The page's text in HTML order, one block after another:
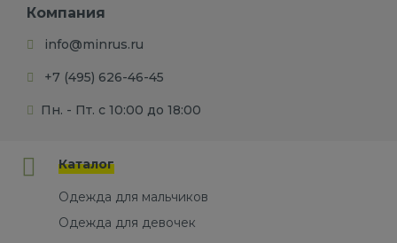
Компания
info@minrus.ru
+7 (495) 626-46-45
Пн. - Пт. с 10:00 до 18:00
Каталог
Одежда для мальчиков
Одежда для девочек